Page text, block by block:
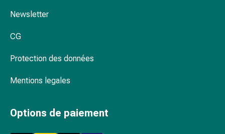
Réchauffer
et
Calmants
Sautes
d'humeur
Newsletter
CG
Protection des données
Mentions legales
Options de paiement